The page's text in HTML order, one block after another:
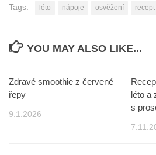
Tags: léto nápoje osvěžení recept
YOU MAY ALSO LIKE...
Zdravé smoothie z červené
řepy
9.1.2026
léto a
s